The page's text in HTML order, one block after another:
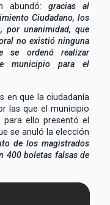
abundó:gracias al
Ciudadano, los
por unanimidad, que
no existió ninguna
se ordenó realizar
municipio para el
en que la ciudadanía
las que el municipio
para ello presentó el
se anuló la elección
de los magistrados
400 boletas falsas de